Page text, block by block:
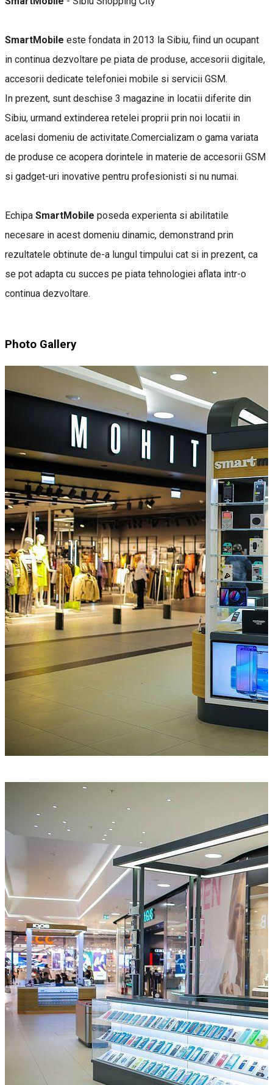
SmartMobile este fondata in 2013 la Sibiu, fiind un ocupant
in continua dezvoltare pe piata de produse, accesorii digitale,
accesorii dedicate telefoniei mobile si servicii GSM.
In prezent, sunt deschise 3 magazine in locatii diferite din
Sibiu, urmand extinderea retelei proprii prin noi locatii in
acelasi domeniu de activitate.Comercializam o gama variata
de produse ce acopera dorintele in materie de accesorii GSM
si gadget-uri inovative pentru profesionisti si nu numai.
Echipa SmartMobile poseda experienta si abilitatile
necesare in acest domeniu dinamic, demonstrand prin
rezultatele obtinute de-a lungul timpului cat si in prezent, ca
se pot adapta cu succes pe piata tehnologiei aflata intr-o
continua dezvoltare.
Photo Gallery